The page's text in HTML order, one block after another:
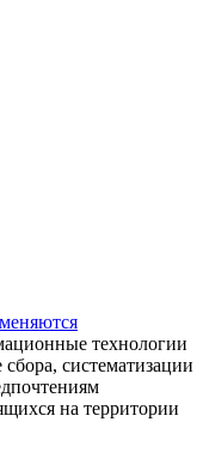
технологии
систематизации
на территории